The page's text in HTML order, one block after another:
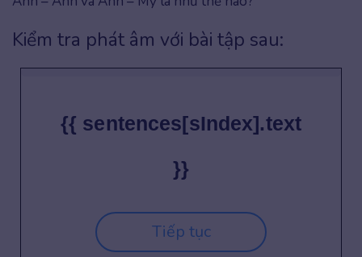
Kiểm tra phát âm với bài tập sau:
{{ sentences[sIndex].text
}}
Tiếp tục